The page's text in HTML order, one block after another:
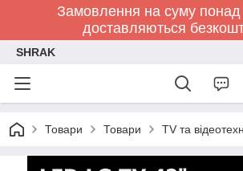
Замовлення на суму понад
доставляються
SHRAK
Товари Товари TV та